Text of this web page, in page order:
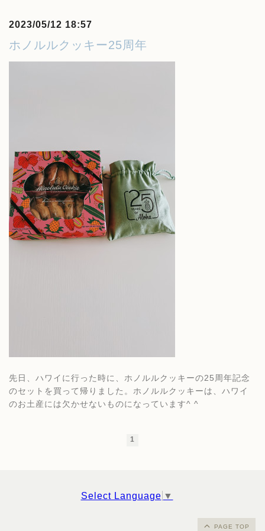
2023/05/12 18:57
ホノルルクッキー25周年
先日、ハワイに行った時に、ホノルルクッキーの25周年記念
のセットを買って帰りました。ホノルルクッキーは、ハワイ
のお土産には欠かせないものになっています^ ^
1
Select Language ▼
PAGE TOP